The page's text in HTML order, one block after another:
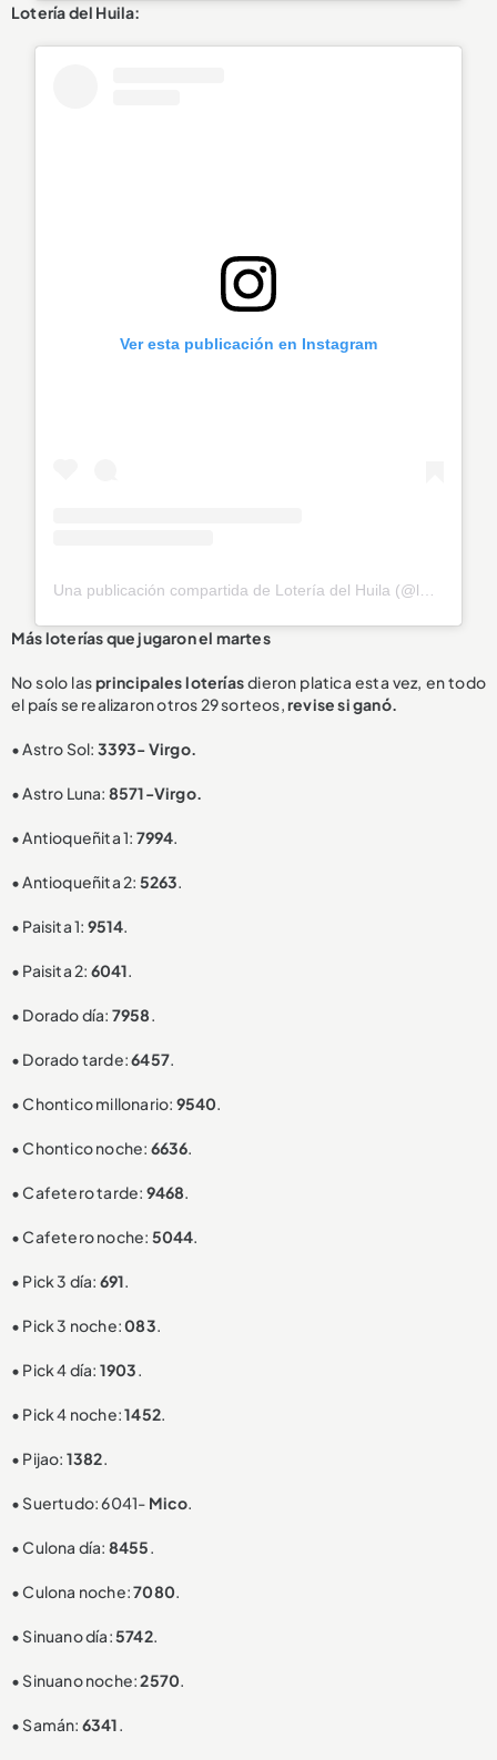
Lotería del Huila:
Ver esta publicación en Instagram
Una publicación compartida de Lotería del Huila (@loteriahuila)
Más loterías que jugaron el martes
No solo lasprincipales loteríasdieron platica esta vez, en todo
el país se realizaron otros 29 sorteos,revise si ganó.
• Astro Sol: 3393- Virgo.
• Astro Luna: 8571-Virgo.
• Antioqueñita 1: 7994.
• Antioqueñita 2: 5263.
• Paisita 1: 9514.
• Paisita 2: 6041.
• Dorado día: 7958.
• Dorado tarde:6457.
• Chontico millonario: 9540.
• Chontico noche: 6636.
• Cafetero tarde: 9468.
• Cafetero noche: 5044.
• Pick 3 día: 691.
• Pick 3 noche:083.
• Pick 4 día: 1903.
• Pick 4 noche:1452.
• Pijao: 1382.
• Suertudo: 6041- Mico.
• Culona día: 8455.
• Culona noche:7080.
• Sinuano día:5742.
• Sinuano noche:2570.
• Samán: 6341.